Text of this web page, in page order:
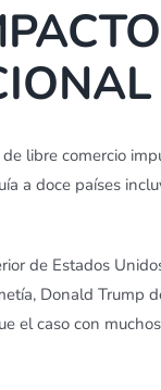
libre comercio
a doce países
de Estados
Donald Trump
el caso con